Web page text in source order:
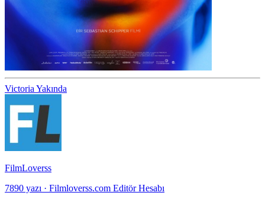
Victoria Yakında
FilmLoverss
7890 yazı · Filmloverss.com Editör Hesabı